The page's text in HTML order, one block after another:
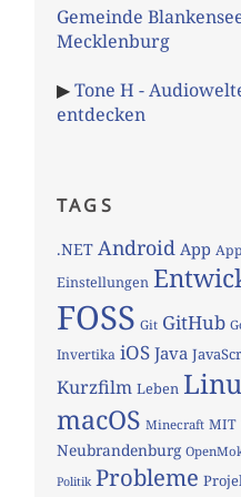
Gemeinde
Mecklenburg
▶Tone H -
entdecken
TAGS
.NET Android App
Einstellungen
FOSS Git GitHub
Invertika iOS Java
Kurzfilm Leben
macOS Minecraft MIT
Neubrandenburg
Politik Probleme